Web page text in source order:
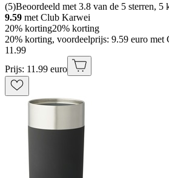
(5)Beoordeeld met 3.8 van de 5 sterren, 5
9.59 met Club Karwei
20% korting20% korting
20% korting, voordeelprijs: 9.59 euro met
11 .99
Prijs: 11.99 euro